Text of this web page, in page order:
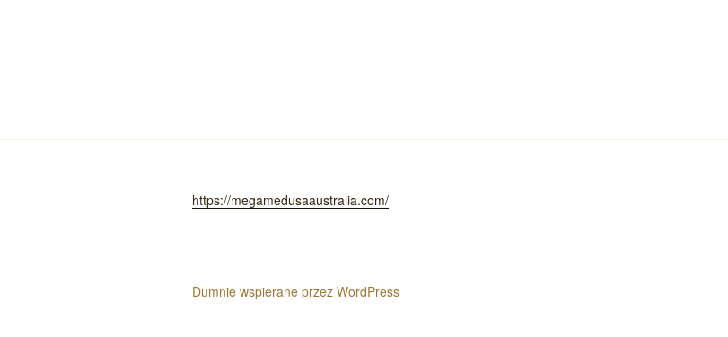
https://megamedusaaustralia.com/
Dumnie wspierane przez WordPress